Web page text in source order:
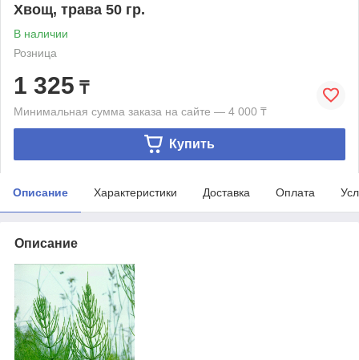
Хвощ, трава 50 гр.
В наличии
Розница
1 325 ₸
Минимальная сумма заказа на сайте — 4 000 ₸
Купить
Описание Характеристики Доставка Оплата
Описание